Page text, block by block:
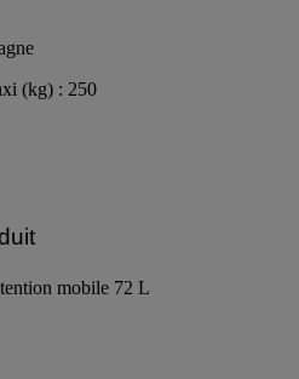
(kg) : 250
mobile 72 L